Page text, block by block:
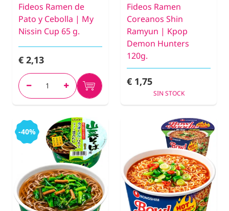
Fideos Ramen de
Pato y Cebolla | My
Nissin Cup 65 g.
€ 2,13
Fideos Ramen
Coreanos Shin
Ramyun | Kpop
Demon Hunters
120g.
€ 1,75
SIN STOCK
-40%